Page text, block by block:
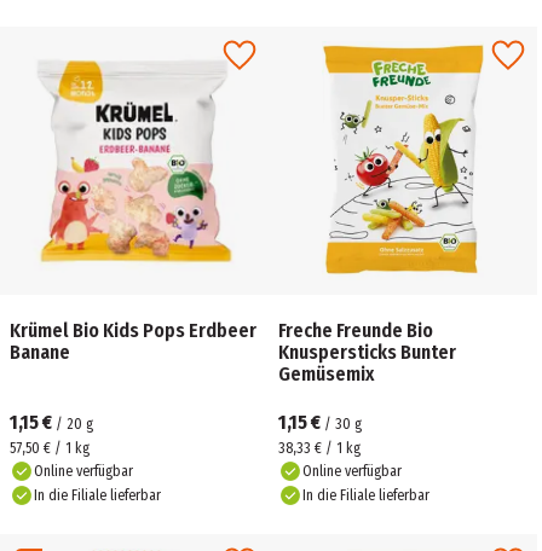
Krümel Bio Kids Pops Erdbeer
Banane
1,15 € / 20 g
57,50 € / 1 kg
Online verfügbar
In die Filiale lieferbar
Freche Freunde Bio
Knuspersticks Bunter
Gemüsemix
1,15 € / 30 g
38,33 € / 1 kg
Online verfügbar
In die Filiale lieferbar